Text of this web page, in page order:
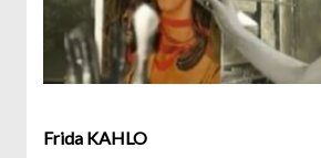
Frida KAHLO